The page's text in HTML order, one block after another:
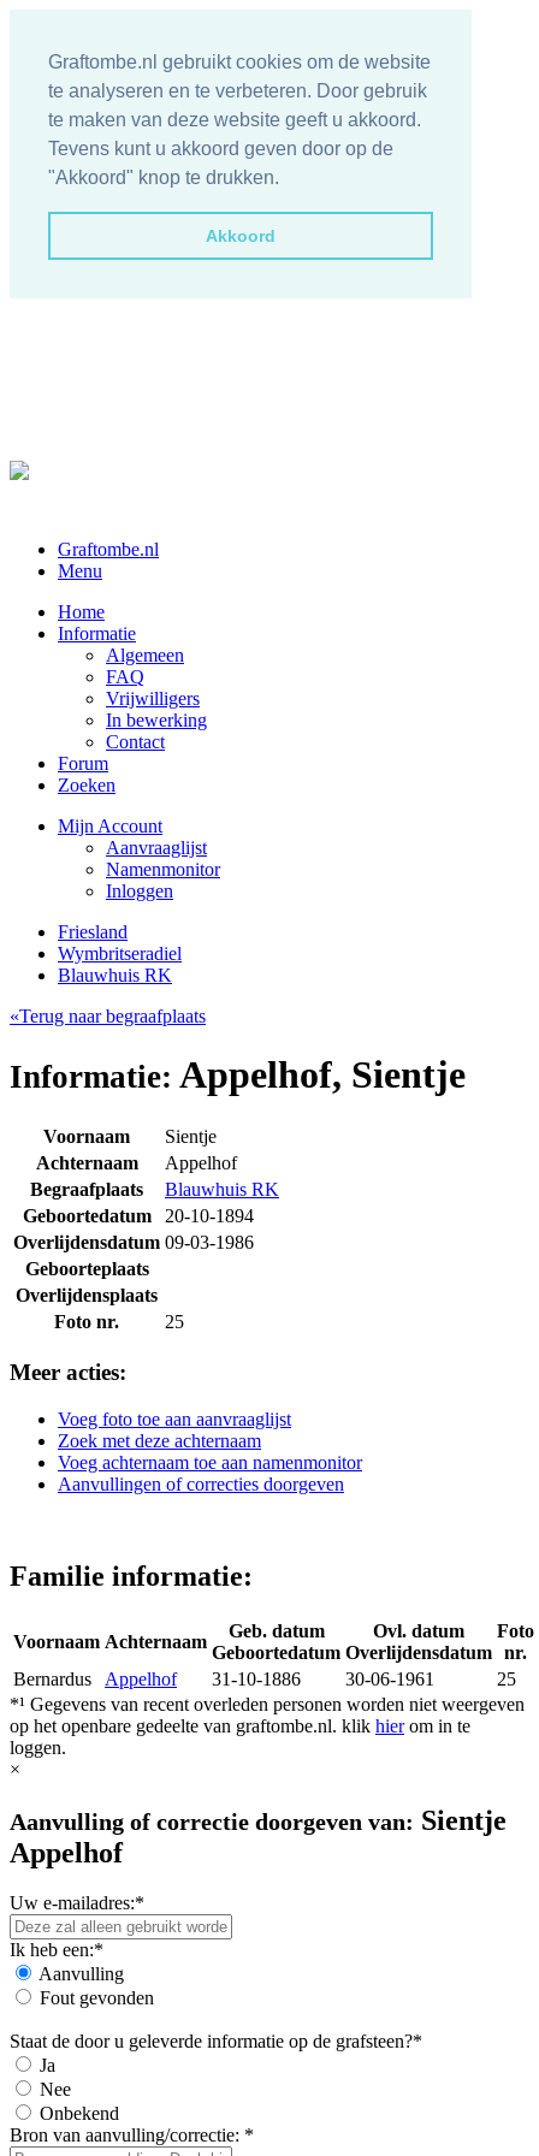
Graftombe.nl gebruikt cookies om de website
te analyseren en te verbeteren. Door gebruik
te maken van deze website geeft u akkoord.
Tevens kunt u akkoord geven door op de
"Akkoord" knop te drukken.
Akkoord
Graftombe.nl
Menu
Home
Informatie
Algemeen
FAQ
Vrijwilligers
In bewerking
Contact
Forum
Zoeken
Mijn Account
Aanvraaglijst
Namenmonitor
Inloggen
Friesland
Wymbritseradiel
Blauwhuis RK
«Terug naar begraafplaats
Informatie: Appelhof, Sientje
Voornaam
Sientje
Achternaam
Appelhof
Begraafplaats
Blauwhuis RK
Geboortedatum
20-10-1894
Overlijdensdatum 09-03-1986
Geboorteplaats
Overlijdensplaats
Foto nr.
25
Meer acties:
Voeg foto toe aan aanvraaglijst
Zoek met deze achternaam
Voeg achternaam toe aan namenmonitor
Aanvullingen of correcties doorgeven
Familie informatie:
Voornaam Achternaam
Geb. datum
Geboortedatum
Ovl. datum
Overlijdensdatum
Foto
nr.
Bernardus
Appelhof 31-10-1886 30-06-1961
25
*¹ Gegevens van recent overleden personen worden niet weergeven
op het openbare gedeelte van graftombe.nl. klik hierom in te
loggen.
×
Aanvulling of correctie doorgeven van: Sientje
Appelhof
Uw e-mailadres:*
Ik heb een:*
Aanvulling
Fout gevonden
Staat de door u geleverde informatie op de grafsteen?*
Ja
Nee
Onbekend
Bron van aanvulling/correctie: *